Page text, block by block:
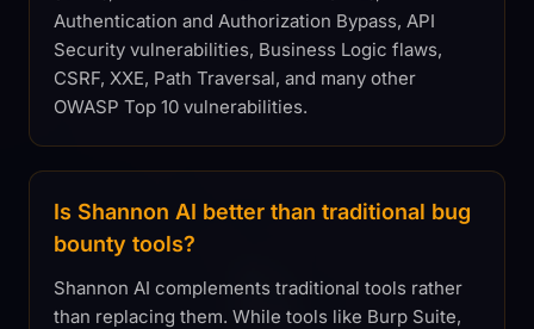
Authentication and Authorization Bypass, API
Security vulnerabilities, Business Logic flaws,
CSRF, XXE, Path Traversal, and many other
OWASP Top 10 vulnerabilities.
Is Shannon AI better than traditional bug
bounty tools?
Shannon AI complements traditional tools rather
than replacing them. While tools like Burp Suite,